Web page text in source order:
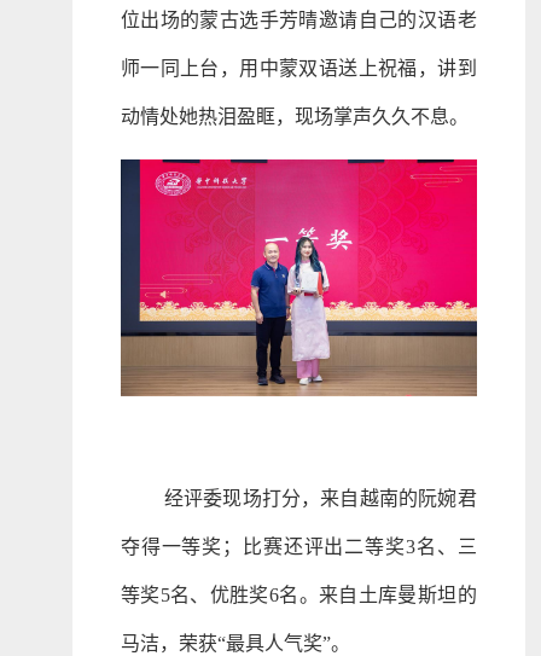
位出场的蒙古选手芳晴邀请自己的汉语老
师一同上台，用中蒙双语送上祝福，讲到
动情处她热泪盈眶，现场掌声久久不息。
经评委现场打分，来自越南的阮婉君
夺得一等奖；比赛还评出二等奖3名、三
等奖5名、优胜奖6名。来自土库曼斯坦的
马洁，荣获“最具人气奖”。